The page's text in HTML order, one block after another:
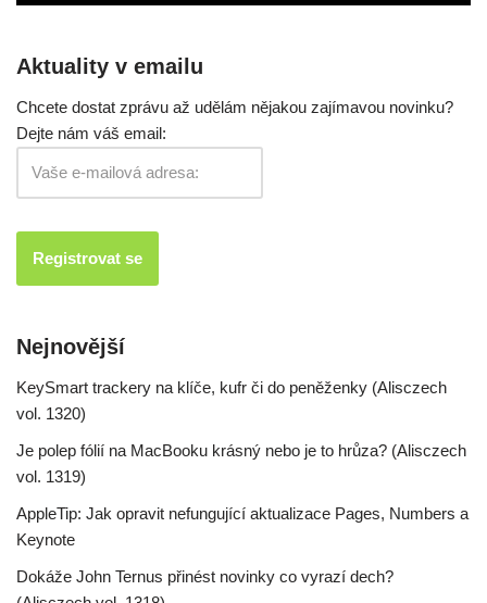
Aktuality v emailu
Chcete dostat zprávu až udělám nějakou zajímavou novinku?
Dejte nám váš email:
Nejnovější
KeySmart trackery na klíče, kufr či do peněženky (Alisczech
vol. 1320)
Je polep fólií na MacBooku krásný nebo je to hrůza? (Alisczech
vol. 1319)
AppleTip: Jak opravit nefungující aktualizace Pages, Numbers a
Keynote
Dokáže John Ternus přinést novinky co vyrazí dech?